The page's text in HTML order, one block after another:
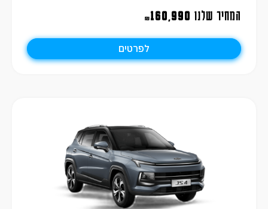
המחיר שלנו ₪160,990
לפרטים